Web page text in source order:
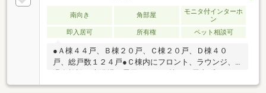
南向き 角部屋
モニタ付インターホ
ン
即入居可
所有権 ペット相談可
●Ａ棟４４戸、Ｂ棟２０戸、Ｃ棟２０戸、Ｄ棟４０
戸、総戸数１２４戸●Ｃ棟内にフロント、ラウンジ、
パーティールーム、Ｄ棟前にテニスコートがございま